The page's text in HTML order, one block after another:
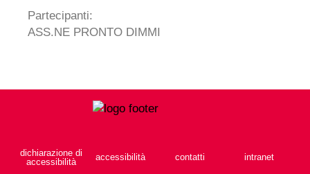
Partecipanti:
ASS.NE PRONTO DIMMI
dichiarazione di
accessibilità
accessibilità contatti intranet